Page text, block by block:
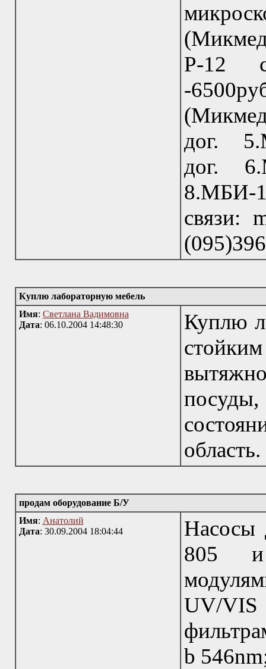
Р-12
-
дог.
дог.
8.МБИ-
связи:
Куплю лабораторную мебель
Имя: Светлана Вадимовна
Дата: 06.10.2004 14:48:30
Куплю
область.
продам оборудование Б/У
Имя: Анатолий
Дата: 30.09.2004 18:04:44
805 и
UV/VIS
b